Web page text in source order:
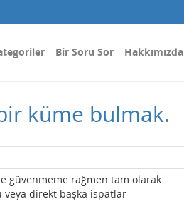
Bir Soru Sor Hakkımızda
küme bulmak.
güvenmeme rağmen tam olarak
direkt başka ispatlar